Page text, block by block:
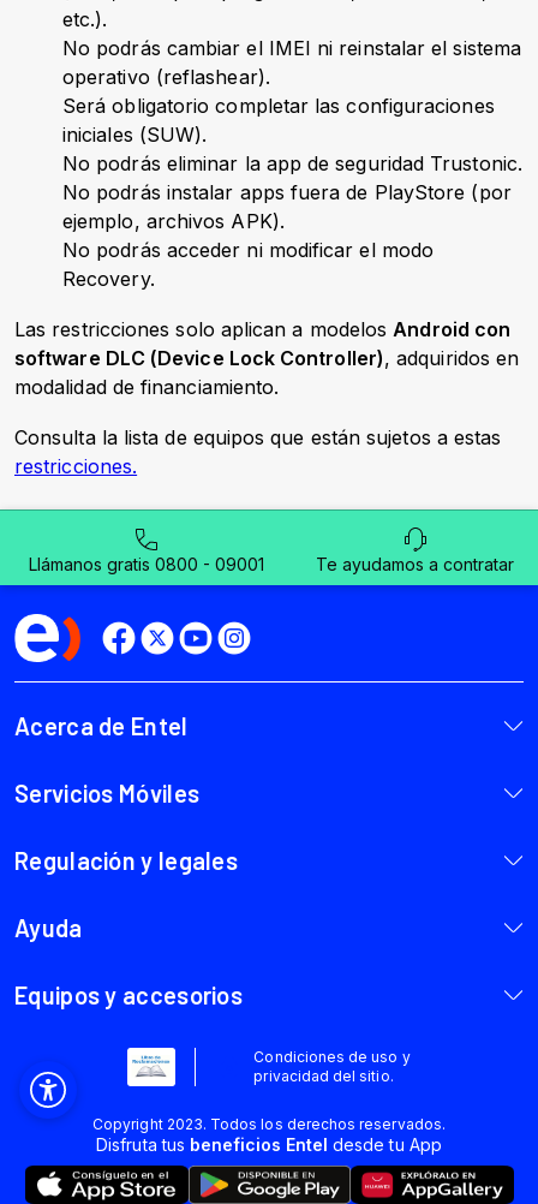
etc.).
No podrás cambiar el IMEI ni reinstalar el sistema
operativo (reflashear).
Será obligatorio completar las configuraciones
iniciales (SUW).
No podrás eliminar la app de seguridad Trustonic.
No podrás instalar apps fuera de PlayStore (por
ejemplo, archivos APK).
No podrás acceder ni modificar el modo
Recovery.
Las restricciones solo aplican a modelos Android con
software DLC (Device Lock Controller), adquiridos en
modalidad de financiamiento.
Consulta la lista de equipos que están sujetos a estas
restricciones.
Llámanos gratis 0800 - 09001 Te ayudamos a contratar